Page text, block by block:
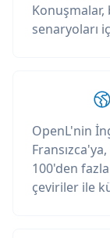
Konuşmalar,
senaryoları
OpenL'nin
100'den
çeviriler ile